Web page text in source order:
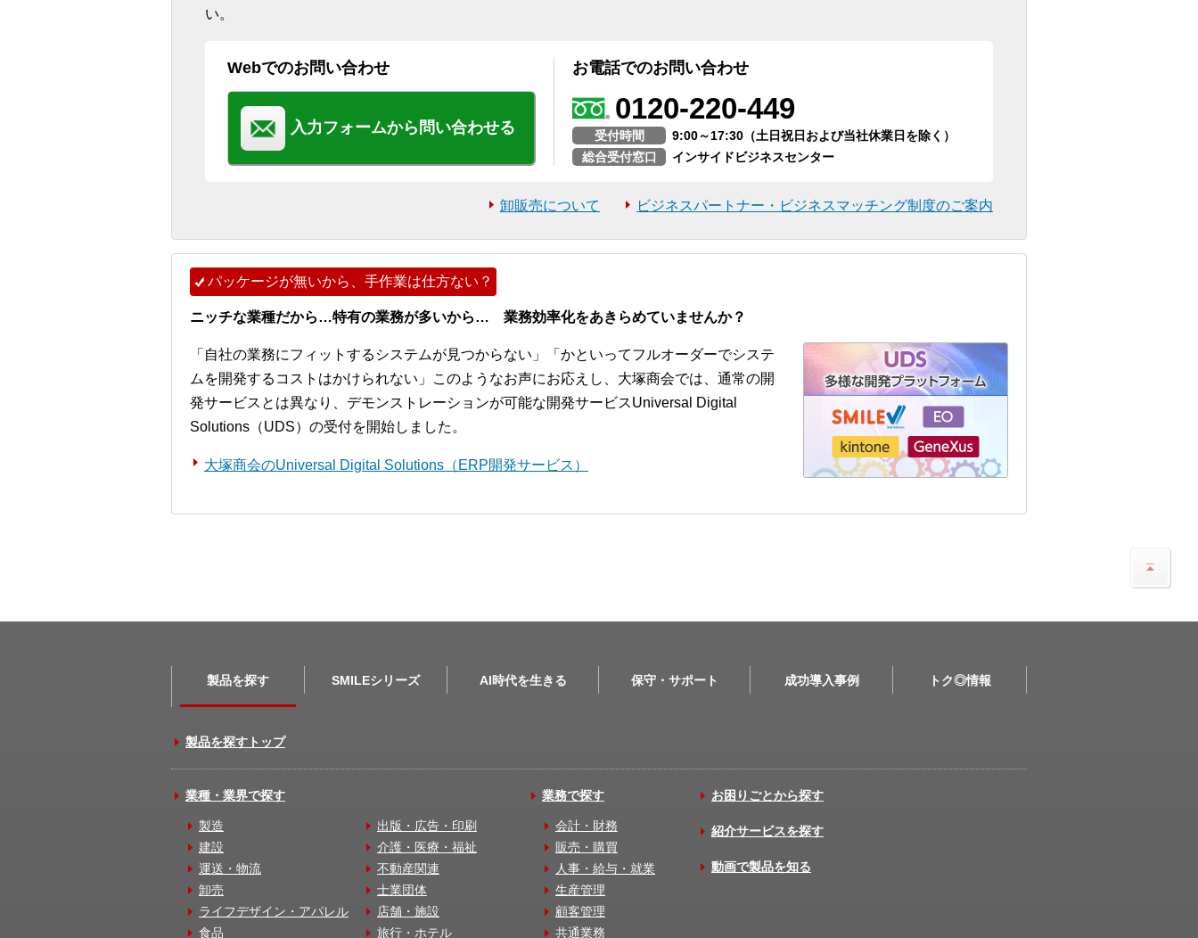
い。
Webでのお問い合わせ
入力フォームから問い合わせる
お電話でのお問い合わせ
0120-220-449
受付時間
9:00～17:30（土日祝日および当社休業日を除く）
総合受付窓口
インサイドビジネスセンター
卸販売について ビジネスパートナー・ビジネスマッチング制度のご案内
パッケージが無いから、手作業は仕方ない？
ニッチな業種だから…特有の業務が多いから… 業務効率化をあきらめていませんか？
「自社の業務にフィットするシステムが見つからない」「かといってフルオーダーでシステ
ムを開発するコストはかけられない」このようなお声にお応えし、大塚商会では、通常の開
発サービスとは異なり、デモンストレーションが可能な開発サービスUniversal Digital
Solutions（UDS）の受付を開始しました。
大塚商会のUniversal Digital Solutions（ERP開発サービス）
製品を探す SMILEシリーズ AI時代を生きる 保守・サポート 成功導入事例 トク◎情報
製品を探すトップ
業種・業界で探す
製造
建設
運送・物流
卸売
ライフデザイン・アパレル
食品
出版・広告・印刷
介護・医療・福祉
不動産関連
士業団体
店舗・施設
旅行・ホテル
業務で探す
会計・財務
販売・購買
人事・給与・就業
生産管理
顧客管理
共通業務
お困りごとから探す
紹介サービスを探す
動画で製品を知る